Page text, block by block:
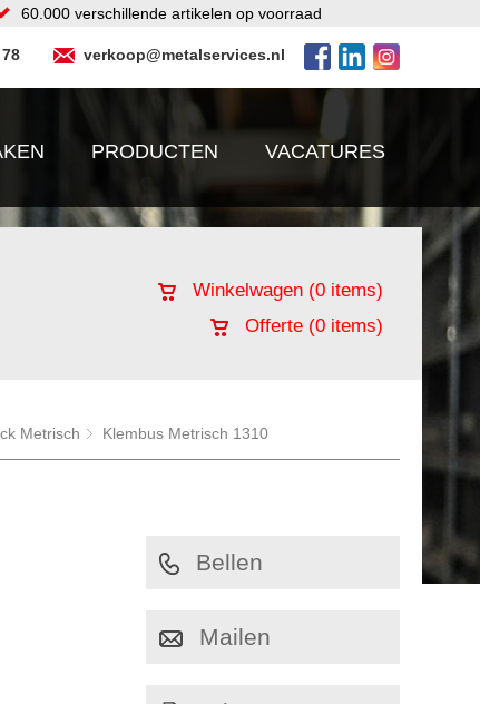
60.000 verschillende artikelen op voorraad
verkoop@metalservices.nl
PRODUCTEN VACATURES
Winkelwagen (0 items)
Offerte (0 items)
Metrisch Klembus Metrisch 1310
Bellen
Mailen